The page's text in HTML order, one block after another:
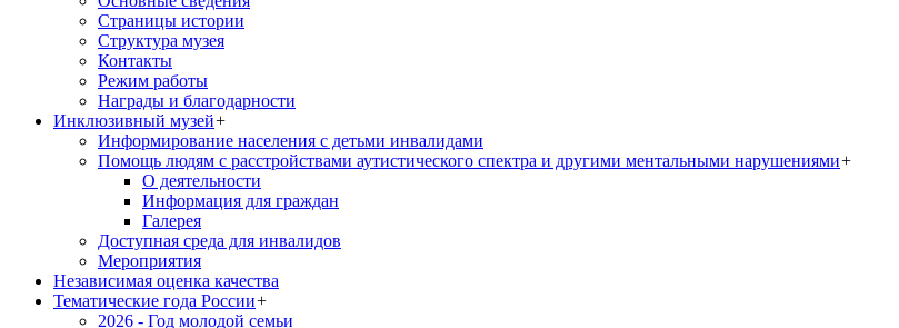
Страницы истории
Структура музея
Контакты
Режим работы
Награды и благодарности
Инклюзивный музей+
Информирование населения с детьми инвалидами
Помощь людям с расстройствами аутистического спектра и другими ментальными нарушениями+
О деятельности
Информация для граждан
Галерея
Доступная среда для инвалидов
Мероприятия
Независимая оценка качества
Тематические года России+
2026 - Год молодой семьи